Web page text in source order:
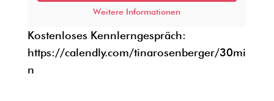
Weitere Informationen
Kostenloses Kennlerngespräch:
https://calendly.com/tinarosenberger/30mi
n